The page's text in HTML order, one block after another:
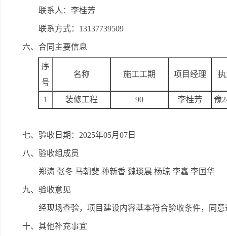
联系人：李桂芳
联系方式：13137739509
六、合同主要信息
序
号
名称 施工工期 项目经理
1 装修工程 90 李桂芳 豫
七、验收日期：2025年05月07日
八、验收组成员
郑涛 张冬 马朝斐 孙新香 魏琰晨 杨琼 李鑫 李国华
九、验收意见
经现场查验，项目建设内容基本符合验收条件，同
十、其他补充事宜